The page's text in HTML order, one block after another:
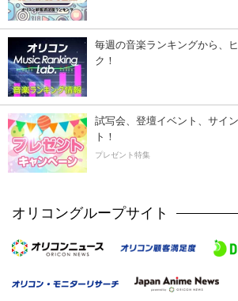
毎週の音楽ランキングから、
ク！
試写会、登壇イベント、サイ
ト！
プレゼント特集
オリコングループサイト